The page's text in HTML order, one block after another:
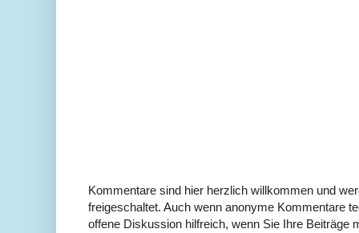
Kommentare sind hier herzlich willkommen und
freigeschaltet. Auch wenn anonyme Kommentare
offene Diskussion hilfreich, wenn Sie Ihre Beiträge